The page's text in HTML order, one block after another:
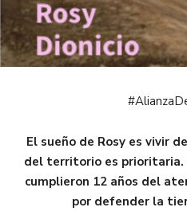
El sueño de Rosy es vivir
del territorio es prioritaria.
cumplieron 12 años del
por defender la